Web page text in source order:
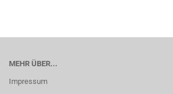
MEHR ÜBER...
Impressum